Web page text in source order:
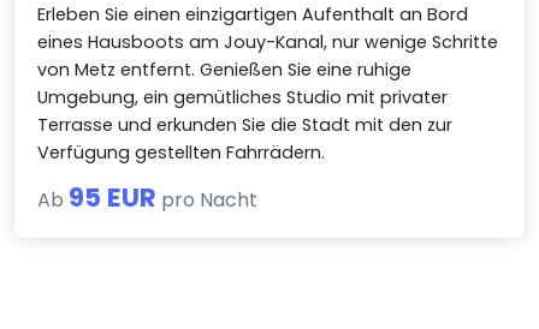
Erleben Sie einen einzigartigen Aufenthalt an Bord
eines Hausboots am Jouy-Kanal, nur wenige Schritte
von Metz entfernt. Genießen Sie eine ruhige
Umgebung, ein gemütliches Studio mit privater
Terrasse und erkunden Sie die Stadt mit den zur
Verfügung gestellten Fahrrädern.
Ab 95 EUR pro Nacht